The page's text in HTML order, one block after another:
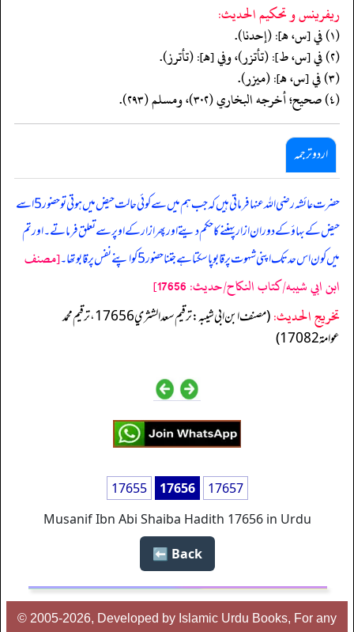
ريفرينس و تحكيم الحدیث:
(١) في [س، هـ]: (إحدنا).
(٢) في [س، ط]: (تأتزر)، وفي [هـ]: (تأترز).
(٣) في [س، هـ]: (ميزر).
(٤) صحيح؛ أخرجه البخاري (٣٠٢)، ومسلم (٢٩٣).
اردو ترجمہ
حضرت عائشہ رضی اللہ عنہا فرماتی ہیں کہ جب ہم میں سے کوئی حالت حیض میں ہوتی تو حضور 5 اسے
حیض کے بہاؤ کے دوران ازار پہننے کا حکم دیتے اور پھر ازار کے اوپر سے تعلق فرماتے۔ اور تم
میں کون اس حد تک اپنی شہوت پر قابو پاسکتا ہے جتنا حضور 5 کو اپنے نفس پر قابو تھا۔
[مصنف
ابن ابي شيبه/كتاب النكاح/حدیث: 17656]
تخریج الحدیث:
(مصنف ابن ابي شيبه: ترقيم سعد الشثري 17656، ترقيم محمد
عوامة 17082)
17655 17656
17657
Musanif Ibn Abi Shaiba Hadith 17656 in Urdu
Back ⬅️
© 2005-2026, Developed by Islamic Urdu Books, For any